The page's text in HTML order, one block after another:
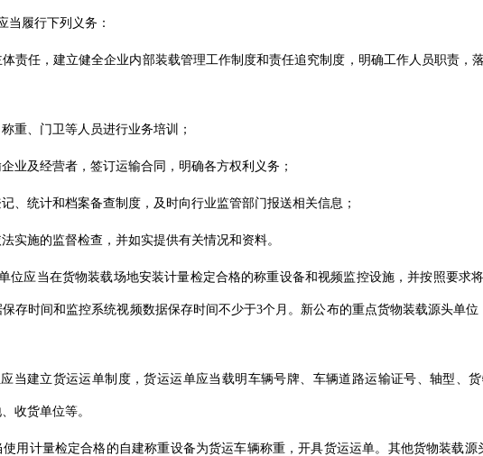
履行下列义务：
体责任，建立健全企业内部装载管理工作制度和责任追究制度，明确工作人员职责，
重、门卫等人员进行业务培训；
业及经营者，签订运输合同，明确各方权利义务；
、统计和档案备查制度，及时向行业监管部门报送相关信息；
实施的监督检查，并如实提供有关情况和资料。
位应当在货物装载场地安装计量检定合格的称重设备和视频监控设施，并按照要求
存时间和监控系统视频数据保存时间不少于3个月。新公布的重点货物装载源头单
当建立货运运单制度，货运运单应当载明车辆号牌、车辆道路运输证号、轴型、
收货单位等。
用计量检定合格的自建称重设备为货运车辆称重，开具货运运单。其他货物装载源